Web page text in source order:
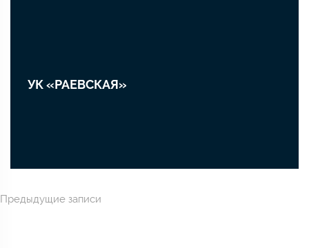
УК «РАЕВСКАЯ»
Навигация
Предыдущие записи